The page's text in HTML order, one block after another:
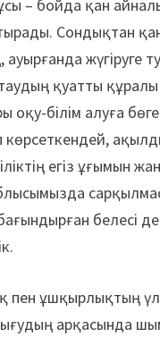
– бойда қан
Сондықтан
жүгіруге
қуатты
білім алуға
егіз ұғымын
сарқылмас
белесі
пен ұшқырлықтың
арқасында